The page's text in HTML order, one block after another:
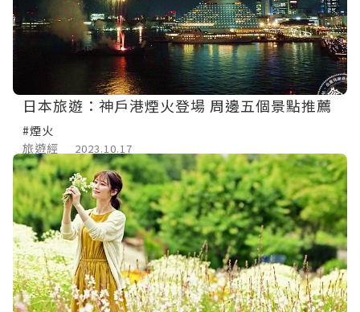
日本旅遊：神戶港煙火登場 周邊五個景點推薦
#煙火
旅遊經
2023.10.17